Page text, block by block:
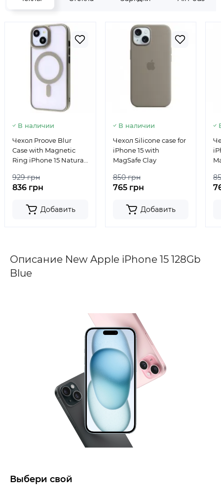
В наличии
Чехол Proove Blur
Case with Magnetic
Ring iPhone 15 Natural
929 грн
836 грн
Добавить
В наличии
Чехол Silicone case for
iPhone 15 with
MagSafe Clay
850 грн
765 грн
Добавить
Описание New Apple iPhone 15 128Gb
Blue
Выбери свой